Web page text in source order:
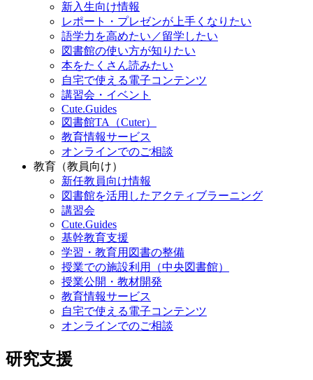
新入生向け情報
レポート・プレゼンが上手くなりたい
語学力を高めたい／留学したい
図書館の使い方が知りたい
本をたくさん読みたい
自宅で使える電子コンテンツ
講習会・イベント
Cute.Guides
図書館TA（Cuter）
教育情報サービス
オンラインでのご相談
教育（教員向け）
新任教員向け情報
図書館を活用したアクティブラーニング
講習会
Cute.Guides
基幹教育支援
学習・教育用図書の整備
授業での施設利用（中央図書館）
授業公開・教材開発
教育情報サービス
自宅で使える電子コンテンツ
オンラインでのご相談
研究支援